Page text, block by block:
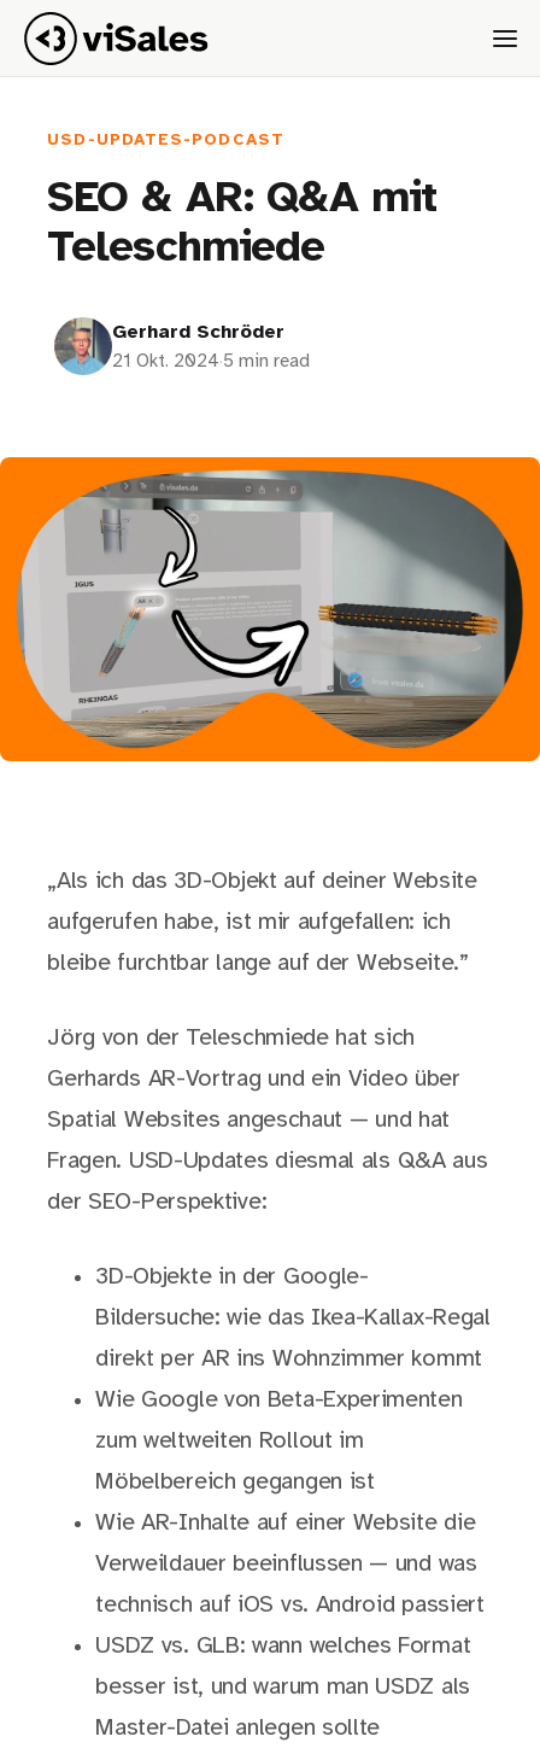
USD-UPDATES-PODCAST
SEO & AR: Q&A mit
Teleschmiede
Gerhard Schröder
21 Okt. 2024·5 min read
„Als ich das 3D-Objekt auf deiner Website
aufgerufen habe, ist mir aufgefallen: ich
bleibe furchtbar lange auf der Webseite.”
Jörg von der Teleschmiede hat sich
Gerhards AR-Vortrag und ein Video über
Spatial Websites angeschaut — und hat
Fragen. USD-Updates diesmal als Q&A aus
der SEO-Perspektive:
3D-Objekte in der Google-
Bildersuche: wie das Ikea-Kallax-Regal
direkt per AR ins Wohnzimmer kommt
Wie Google von Beta-Experimenten
zum weltweiten Rollout im
Möbelbereich gegangen ist
Wie AR-Inhalte auf einer Website die
Verweildauer beeinflussen — und was
technisch auf iOS vs. Android passiert
USDZ vs. GLB: wann welches Format
besser ist, und warum man USDZ als
Master-Datei anlegen sollte